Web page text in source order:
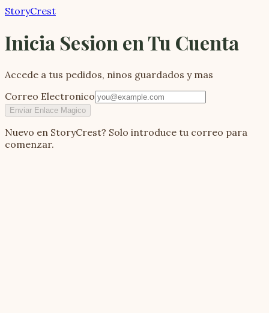
StoryCrest
Inicia Sesion en Tu Cuenta
Accede a tus pedidos, ninos guardados y mas
Correo Electronico
Enviar Enlace Magico
Nuevo en StoryCrest? Solo introduce tu correo para
comenzar.